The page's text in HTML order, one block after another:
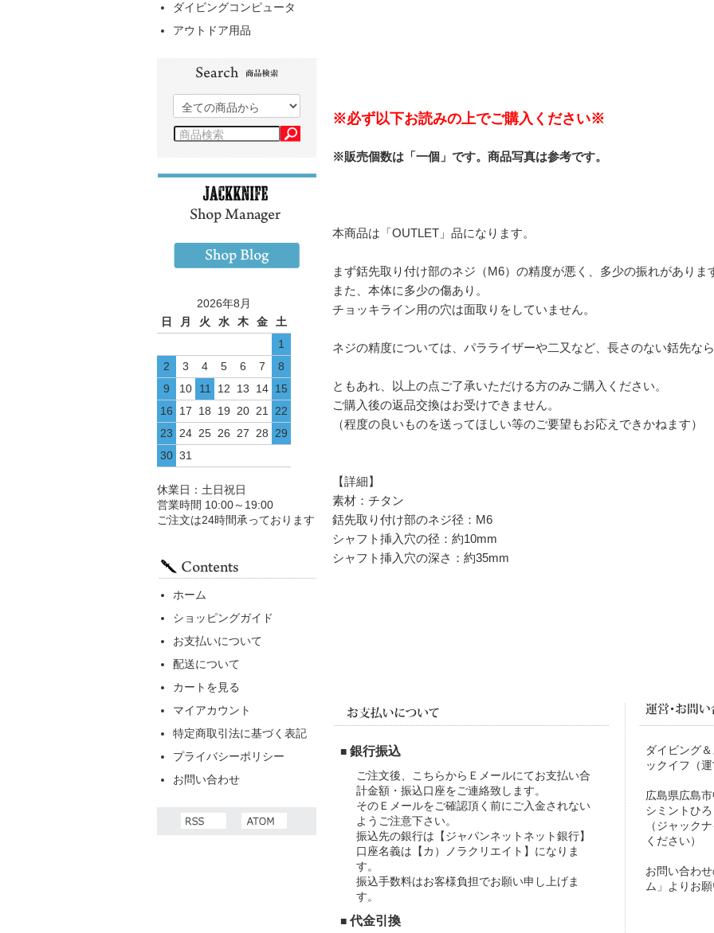
※必ず以下お読みの上でご購入ください※
※販売個数は「一個」です。商品写真は参考です。
本商品は「OUTLET」品になります。
まず銛先取り付け部のネジ（M6）の精度が悪く、多少の振れがありま
また、本体に多少の傷あり。
チョッキライン用の穴は面取りをしていません。
ネジの精度については、パラライザーや二又など、長さのない銛先な
ともあれ、以上の点ご了承いただける方のみご購入ください。
ご購入後の返品交換はお受けできません。
（程度の良いものを送ってほしい等のご要望もお応えできかねます）
【詳細】
素材：チタン
銛先取り付け部のネジ径：M6
シャフト挿入穴の径：約10mm
シャフト挿入穴の深さ：約35mm
■ 銀行振込
ご注文後、こちらからＥメールにてお支払い合
計金額・振込口座をご連絡致します。
そのＥメールをご確認頂く前にご入金されない
ようご注意下さい。
振込先の銀行は【ジャパンネットネット銀行】
口座名義は【カ）ノラクリエイト】になりま
す。
振込手数料はお客様負担でお願い申し上げま
す。
■ 代金引換
ダイビング
ックイフ（
広島県広島
シミントひ
（ジャック
ください）
お問い合わ
ム」よりお
ダイビングコンピュータ
アウトドア用品
2026年8月
日
月 火 水 木 金
土
1
2
3 4 5 6 7
8
9
10 11 12 13 14 15
16
17 18 19 20 21
22
23
24 25 26 27 28
29
30 31
休業日：土日祝日
営業時間 10:00～19:00
ご注文は24時間承っております
ホーム
ショッピングガイド
お支払いについて
配送について
カートを見る
マイアカウント
特定商取引法に基づく表記
プライバシーポリシー
お問い合わせ